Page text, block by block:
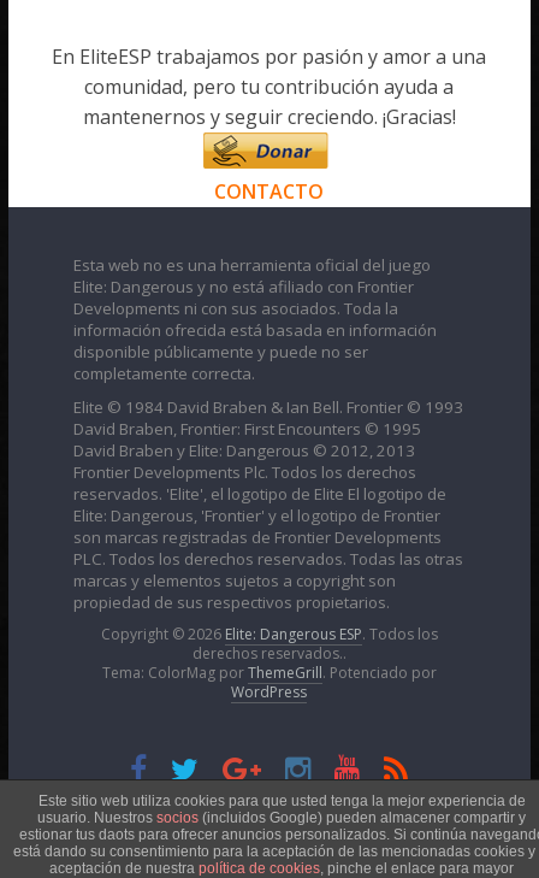
En EliteESP trabajamos por pasión y amor a una
comunidad, pero tu contribución ayuda a
mantenernos y seguir creciendo. ¡Gracias!
CONTACTO
Esta web no es una herramienta oficial del juego
Elite: Dangerous y no está afiliado con Frontier
Developments ni con sus asociados. Toda la
información ofrecida está basada en información
disponible públicamente y puede no ser
completamente correcta.
Elite © 1984 David Braben & Ian Bell. Frontier © 1993
David Braben, Frontier: First Encounters © 1995
David Braben y Elite: Dangerous © 2012, 2013
Frontier Developments Plc. Todos los derechos
reservados. 'Elite', el logotipo de Elite El logotipo de
Elite: Dangerous, 'Frontier' y el logotipo de Frontier
son marcas registradas de Frontier Developments
PLC. Todos los derechos reservados. Todas las otras
marcas y elementos sujetos a copyright son
propiedad de sus respectivos propietarios.
Copyright © 2026 Elite: Dangerous ESP . Todos los
derechos reservados..
Tema: ColorMag porThemeGrill . Potenciado por
WordPress
Esta obra está bajo unaLicencia Creative Commons
Atribución-NoComercial 4.0 Internacional
Este sitio web utiliza cookies para que usted tenga la mejor experiencia de
usuario. Nuestros socios (incluidos Google) pueden almacener compartir y
estionar tus daots para ofrecer anuncios personalizados. Si continúa
está dando su consentimiento para la aceptación de las mencionadas cookies y
aceptación de nuestra política de cookies, pinche el enlace para mayor